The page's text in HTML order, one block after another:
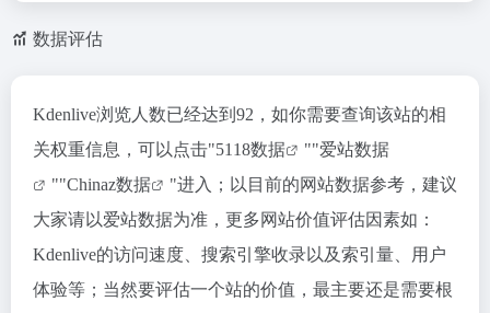
数据评估
Kdenlive浏览人数已经达到92，如你需要查询该站的相
关权重信息，可以点击"5118数据 ""爱站数据
""Chinaz数据
"进入；以目前的网站数据参考，建议
大家请以爱站数据为准，更多网站价值评估因素如：
Kdenlive的访问速度、搜索引擎收录以及索引量、用户
体验等；当然要评估一个站的价值，最主要还是需要根